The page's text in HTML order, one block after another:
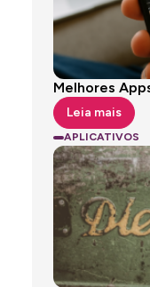
Melhores
Leia mais
APLICATIVOS